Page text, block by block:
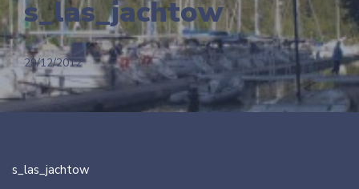
s_las_jachtow
29/12/2012
s_las_jachtow